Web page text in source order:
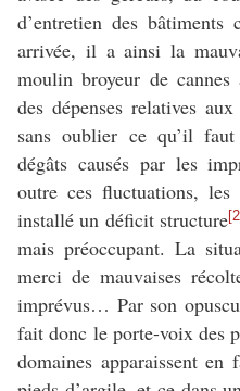
d’entretien des
arrivée, il a ainsi la
moulin broyeur de cannes
des dépenses relatives
sans oublier ce qu’il
dégâts causés par les
outre ces fluctuations, les
installé un déficit structure
mais préoccupant. La
merci de mauvaises
imprévus… Par son
fait donc le porte-voix des
domaines apparaissent